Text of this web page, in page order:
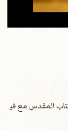
المقدس مع في